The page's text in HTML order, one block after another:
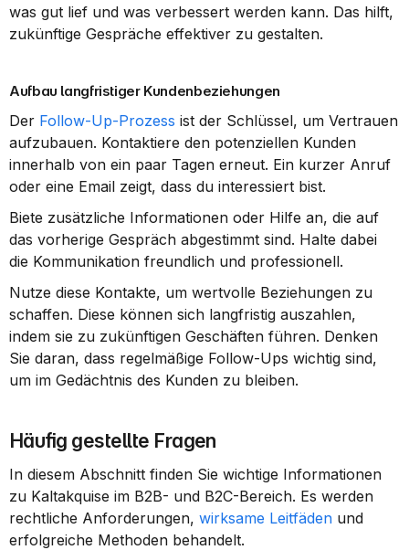
was gut lief und was verbessert werden kann. Das hilft,
zukünftige Gespräche effektiver zu gestalten.
Aufbau langfristiger Kundenbeziehungen
Der Follow-Up-Prozess ist der Schlüssel, um Vertrauen
aufzubauen. Kontaktiere den potenziellen Kunden
innerhalb von ein paar Tagen erneut. Ein kurzer Anruf
oder eine Email zeigt, dass du interessiert bist.
Biete zusätzliche Informationen oder Hilfe an, die auf
das vorherige Gespräch abgestimmt sind. Halte dabei
die Kommunikation freundlich und professionell.
Nutze diese Kontakte, um wertvolle Beziehungen zu
schaffen. Diese können sich langfristig auszahlen,
indem sie zu zukünftigen Geschäften führen. Denken
Sie daran, dass regelmäßige Follow-Ups wichtig sind,
um im Gedächtnis des Kunden zu bleiben.
Häufig gestellte Fragen
In diesem Abschnitt finden Sie wichtige Informationen
zu Kaltakquise im B2B- und B2C-Bereich. Es werden
rechtliche Anforderungen, wirksame Leitfäden und
erfolgreiche Methoden behandelt.